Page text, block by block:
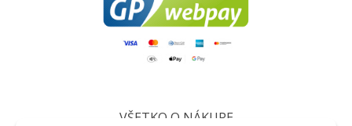
VŠETKO O NÁKUPE